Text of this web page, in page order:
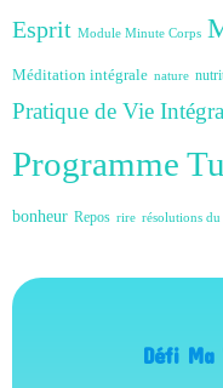
Esprit Module Minute Corps
Méditation intégrale nature
Pratique de Vie
Programme
bonheur Repos rire résolutions
Défi Ma